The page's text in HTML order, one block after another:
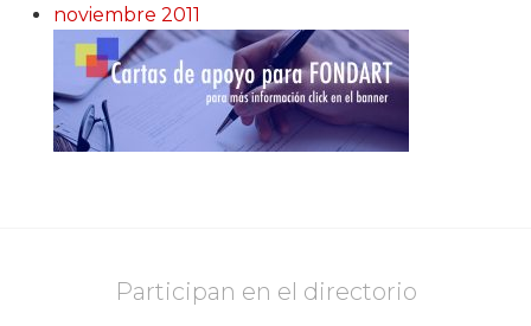
noviembre 2011
Participan en el directorio